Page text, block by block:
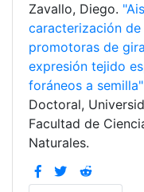
Zavallo, Diego.
caracterización de
promotoras de
expresión tejido
foráneos a semilla"
Doctoral,
Facultad de
Naturales.